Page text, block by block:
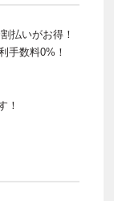
払いがお得！
手数料0%！
！